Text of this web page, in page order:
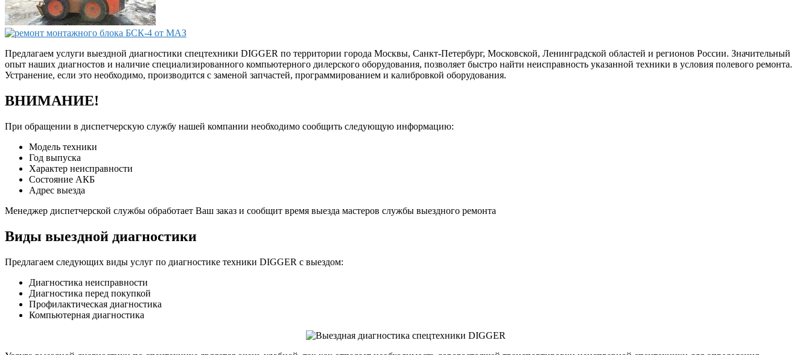
Предлагаем услуги выездной диагностики спецтехники DIGGER по территории города Москвы, Санкт-Петербург, Московской, Ленинградской областей и регионов России. Значительный
опыт наших диагностов и наличие специализированного компьютерного дилерского оборудования, позволяет быстро найти неисправность указанной техники в условия полевого ремонта.
Устранение, если это необходимо, производится с заменой запчастей, программированием и калибровкой оборудования.
ВНИМАНИЕ!
При обращении в диспетчерскую службу нашей компании необходимо сообщить следующую информацию:
Модель техники
Год выпуска
Характер неисправности
Состояние АКБ
Адрес выезда
Менеджер диспетчерской службы обработает Ваш заказ и сообщит время выезда мастеров службы выездного ремонта
Виды выездной диагностики
Предлагаем следующих виды услуг по диагностике техники DIGGER с выездом:
Диагностика неисправности
Диагностика перед покупкой
Профилактическая диагностика
Компьютерная диагностика